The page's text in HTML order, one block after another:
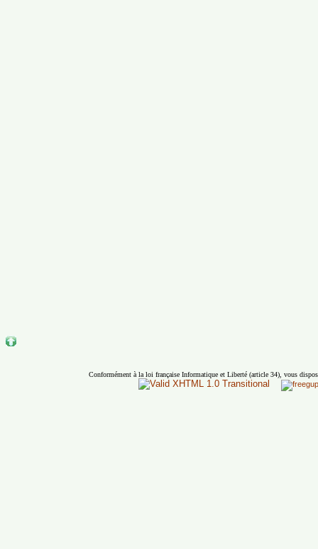
Conformément à la loi française Informatique et Liberté (article 34), vous